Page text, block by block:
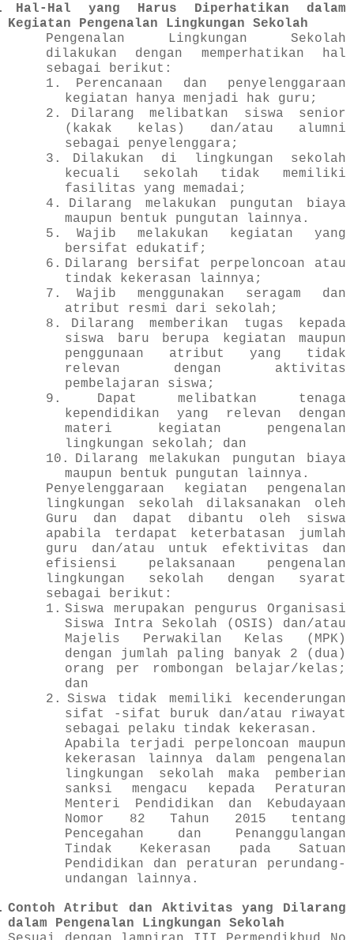
Hal-Hal yang Harus Diperhatikan dalam
Kegiatan Pengenalan Lingkungan Sekolah
Pengenalan Lingkungan Sekolah
dilakukan dengan memperhatikan hal
sebagai berikut:
1.
Perencanaan dan penyelenggaraan
kegiatan hanya menjadi hak guru;
2.
Dilarang melibatkan siswa senior
(kakak kelas) dan/atau alumni
sebagai penyelenggara;
3.
Dilakukan di lingkungan sekolah
kecuali sekolah tidak memiliki
fasilitas yang memadai;
4.
Dilarang melakukan pungutan biaya
maupun bentuk pungutan lainnya.
5.
Wajib melakukan kegiatan yang
bersifat edukatif;
6. Dilarang bersifat perpeloncoan atau
tindak kekerasan lainnya;
7.
Wajib menggunakan seragam dan
atribut resmi dari sekolah;
8.
Dilarang memberikan tugas kepada
siswa baru berupa kegiatan maupun
penggunaan atribut yang tidak
relevan dengan aktivitas
pembelajaran siswa;
9.
Dapat melibatkan tenaga
kependidikan yang relevan dengan
materi kegiatan pengenalan
lingkungan sekolah; dan
10.
Dilarang melakukan pungutan biaya
maupun bentuk pungutan lainnya.
Penyelenggaraan kegiatan pengenalan
lingkungan sekolah dilaksanakan oleh
Guru dan dapat dibantu oleh siswa
apabila terdapat keterbatasan jumlah
guru dan/atau untuk efektivitas dan
efisiensi pelaksanaan pengenalan
lingkungan sekolah dengan syarat
sebagai berikut:
1. Siswa merupakan pengurus Organisasi
Siswa Intra Sekolah (OSIS) dan/atau
Majelis Perwakilan Kelas (MPK)
dengan jumlah paling banyak 2 (dua)
orang per rombongan belajar/kelas;
dan
2.
Siswa tidak memiliki kecenderungan
sifat -sifat buruk dan/atau riwayat
sebagai pelaku tindak kekerasan.
Apabila terjadi perpeloncoan maupun
kekerasan lainnya dalam pengenalan
lingkungan sekolah maka pemberian
sanksi mengacu kepada Peraturan
Menteri Pendidikan dan Kebudayaan
Nomor 82 Tahun 2015 tentang
Pencegahan dan Penanggulangan
Tindak Kekerasan pada Satuan
Pendidikan dan peraturan perundang-
undangan lainnya.
Contoh Atribut dan Aktivitas yang Dilarang
dalam Pengenalan Lingkungan Sekolah